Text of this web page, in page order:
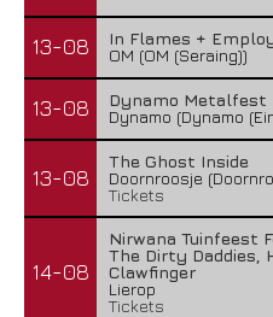
13-08
In Flames +
OM (OM (Seraing))
13-08
Dynamo Metalfest
Dynamo (Dynamo
13-08
The Ghost Inside
Doornroosje
Tickets
14-08
Nirwana Tuinfeest
The Dirty Daddies,
Clawfinger
Lierop
Tickets